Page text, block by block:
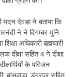
मदन देवडा ने बताया कि
ने ने दिगम्बर मुनि
शिक्षा अधिकारी बह्मचारी
दीक्षा सहित 4 ने दीक्षा
के परिजन
बांसवाडा, डूंगरपुर सहित